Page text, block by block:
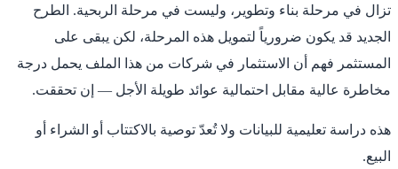
تزال في مرحلة بناء وتطوير، وليست في مرحلة الربحية. الطرح
الجديد قد يكون ضرورياً لتمويل هذه المرحلة، لكن يبقى على
المستثمر فهم أن الاستثمار في شركات من هذا الملف يحمل درجة
مخاطرة عالية مقابل احتمالية عوائد طويلة الأجل — إن تحققت.
هذه دراسة تعليمية للبيانات ولا تُعدّ توصية بالاكتتاب أو الشراء أو
البيع.